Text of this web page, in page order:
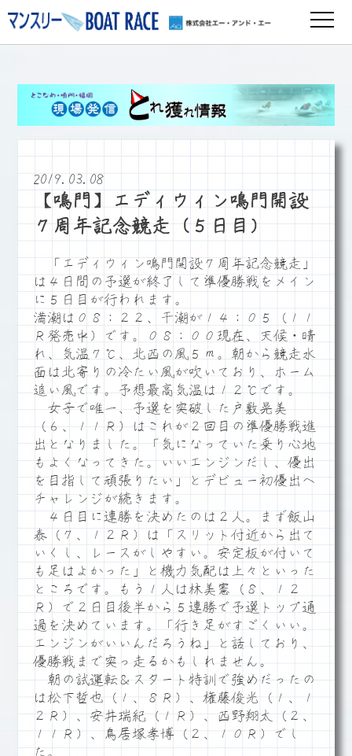
2019.03.08
【鳴門】エディウィン鳴門開設
７周年記念競走（５日目）
「エディウィン鳴門開設７周年記念競走」
は４日間の予選が終了して準優勝戦をメイン
に５日目が行われます。
満潮は０８：２２、干潮が１４：０５（１１
Ｒ発売中）です。０８：００現在、天候・晴
れ、気温７℃、北西の風５ｍ。朝から競走水
面は北寄りの冷たい風が吹いており、ホーム
追い風です。予想最高気温は１２℃です。
女子で唯一、予選を突破した戸敷晃美
（６、１１Ｒ）はこれが２回目の準優勝戦進
出となりました。「気になっていた乗り心地
もよくなってきた。いいエンジンだし、優出
を目指して頑張りたい」とデビュー初優出へ
チャレンジが続きます。
４日目に連勝を決めたのは２人。まず飯山
泰（７、１２Ｒ）は「スリット付近から出て
いくし、レースがしやすい。安定板が付いて
も足はよかった」と機力気配は上々といった
ところです。もう１人は林美憲（８、１２
Ｒ）で２日目後半から５連勝で予選トップ通
過を決めています。「行き足がすごくいい。
エンジンがいいんだろうね」と話しており、
優勝戦まで突っ走るかもしれません。
朝の試運転＆スタート特訓で強めだったの
は松下哲也（１、８Ｒ）、権藤俊光（１、１
２Ｒ）、安井瑞紀（１Ｒ）、西野翔太（２、
１１Ｒ）、鳥居塚孝博（２、１０Ｒ）でし
た。